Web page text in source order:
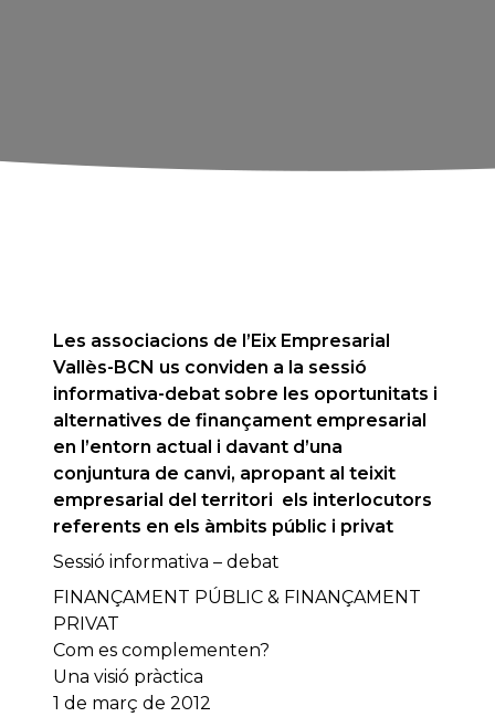
Les associacions de l’Eix Empresarial
Vallès-BCN us conviden a la sessió
informativa-debat sobre les oportunitats i
alternatives de finançament empresarial
en l’entorn actual i davant d’una
conjuntura de canvi, apropant al teixit
empresarial del territori els interlocutors
referents en els àmbits públic i privat
Sessió informativa – debat
FINANÇAMENT PÚBLIC & FINANÇAMENT
PRIVAT
Com es complementen?
Una visió pràctica
1 de març de 2012